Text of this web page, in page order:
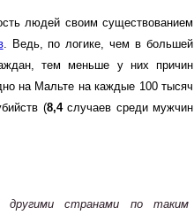
людей своим существованием
. Ведь, по логике, чем в большей
тем меньше у них причин
на Мальте на каждые 100 тысяч
(8,4случаев среди мужчин
странами по таким